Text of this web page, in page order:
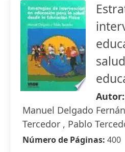
Autor:
Manuel Delgado
Tercedor , Pablo
Número de Páginas: 400